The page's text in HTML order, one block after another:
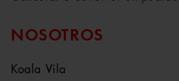
NOSOTROS
Koala Vila